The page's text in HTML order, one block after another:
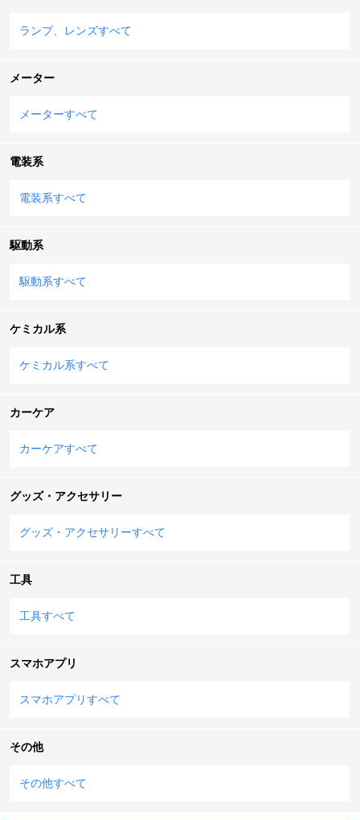
ランプ、レンズすべて
メーター
メーターすべて
電装系
電装系すべて
駆動系
駆動系すべて
ケミカル系
ケミカル系すべて
カーケア
カーケアすべて
グッズ・アクセサリー
グッズ・アクセサリーすべて
工具
工具すべて
スマホアプリ
スマホアプリすべて
その他
その他すべて